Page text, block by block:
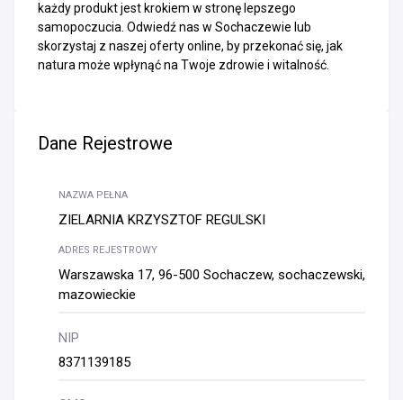
każdy produkt jest krokiem w stronę lepszego
samopoczucia. Odwiedź nas w Sochaczewie lub
skorzystaj z naszej oferty online, by przekonać się, jak
natura może wpłynąć na Twoje zdrowie i witalność.
Dane Rejestrowe
NAZWA PEŁNA
ZIELARNIA KRZYSZTOF REGULSKI
ADRES REJESTROWY
Warszawska 17, 96-500 Sochaczew, sochaczewski,
mazowieckie
NIP
8371139185